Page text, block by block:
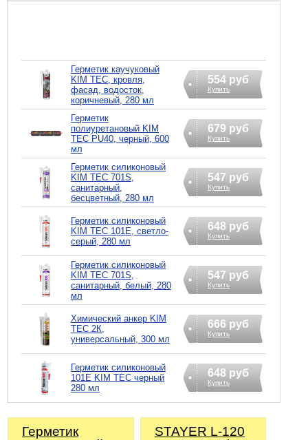
Герметик каучуковый
KIM TEC, кровля,
фасад, водосток,
коричневый, 280 мл
554 руб
Купить
Герметик
полиуретановый KIM
TEC PU40, черный, 600
мл
679 руб
Купить
Герметик силиконовый
KIM TEC 701S,
санитарный,
бесцветный, 280 мл
547 руб
Купить
Герметик силиконовый
KIM TEC 101Е, светло-
серый, 280 мл
648 руб
Купить
Герметик силиконовый
KIM TEC 701S,
санитарный, белый, 280
мл
547 руб
Купить
Химический анкер KIM
TEC 2К,
универсальный, 300 мл
666 руб
Купить
Герметик силиконовый
101Е KIM TEC черный
280 мл
648 руб
Купить
Герметик
STAYER L-120